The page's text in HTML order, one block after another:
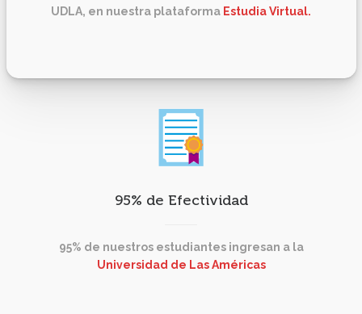
UDLA, en nuestra plataforma Estudia Virtual.
95% de Efectividad
95% de nuestros estudiantes ingresan a la
Universidad de Las Américas